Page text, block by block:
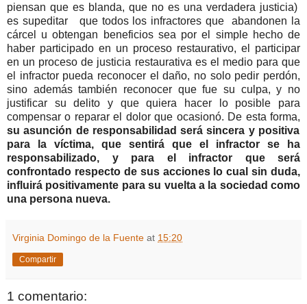
piensan que es blanda, que no es una verdadera justicia)
es supeditar que todos los infractores que abandonen la
cárcel u obtengan beneficios sea por el simple hecho de
haber participado en un proceso restaurativo, el participar
en un proceso de justicia restaurativa es el medio para que
el infractor pueda reconocer el daño, no solo pedir perdón,
sino además también reconocer que fue su culpa, y no
justificar su delito y que quiera hacer lo posible para
compensar o reparar el dolor que ocasionó. De esta forma,
su asunción de responsabilidad será sincera y positiva
para la víctima, que sentirá que el infractor se ha
responsabilizado, y para el infractor que será
confrontado respecto de sus acciones lo cual sin duda,
influirá positivamente para su vuelta a la sociedad como
una persona nueva.
Virginia Domingo de la Fuente at 15:20
Compartir
1 comentario: